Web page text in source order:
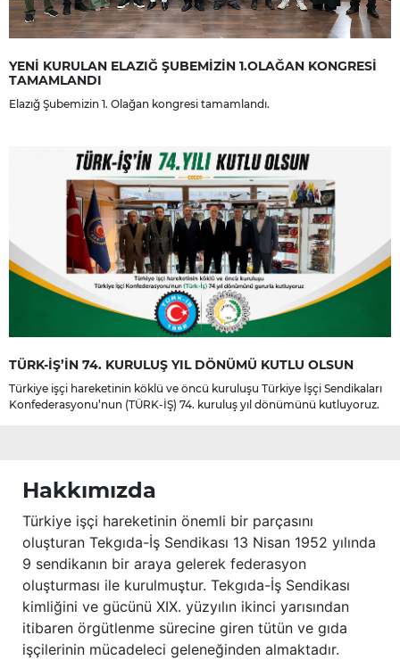
YENİ KURULAN ELAZIĞ ŞUBEMİZİN 1.OLAĞAN KONGRESİ
TAMAMLANDI
Elazığ Şubemizin 1. Olağan kongresi tamamlandı.
TÜRK-İŞ’İN 74. KURULUŞ YIL DÖNÜMÜ KUTLU OLSUN
Türkiye işçi hareketinin köklü ve öncü kuruluşu Türkiye İşçi Sendikaları
Konfederasyonu’nun (TÜRK-İŞ) 74. kuruluş yıl dönümünü kutluyoruz.
Hakkımızda
Türkiye işçi hareketinin önemli bir parçasını
oluşturan Tekgıda-İş Sendikası 13 Nisan 1952 yılında
9 sendikanın bir araya gelerek federasyon
oluşturması ile kurulmuştur. Tekgıda-İş Sendikası
kimliğini ve gücünü XIX. yüzyılın ikinci yarısından
itibaren örgütlenme sürecine giren tütün ve gıda
işçilerinin mücadeleci geleneğinden almaktadır.